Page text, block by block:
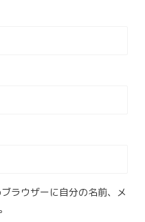
ラウザーに自分の名前、メ